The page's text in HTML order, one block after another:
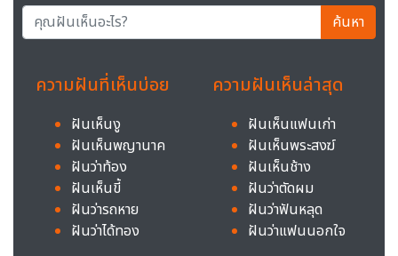
ค้นหา
ความฝันที่เห็นบ่อย
ฝันเห็นงู
ฝันเห็นพญานาค
ฝันว่าท้อง
ฝันเห็นขี้
ฝันว่ารถหาย
ฝันว่าได้ทอง
ความฝันเห็นล่าสุด
ฝันเห็นแฟนเก่า
ฝันเห็นพระสงฆ์
ฝันเห็นช้าง
ฝันว่าตัดผม
ฝันว่าฟันหลุด
ฝันว่าแฟนนอกใจ